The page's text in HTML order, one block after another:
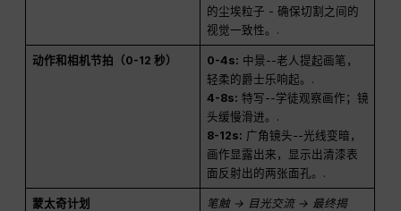
的尘埃粒子 - 确保切割之间的
视觉一致性。.
动作和相机节拍（0-12 秒） 0-4s: 中景--老人提起画笔，
轻柔的爵士乐响起。.
4-8s: 特写--学徒观察画作；镜
头缓慢滑进。.
8-12s: 广角镜头--光线变暗，
画作显露出来，显示出清漆表
面反射出的两张面孔。.
蒙太奇计划
笔触 → 目光交流 → 最终揭